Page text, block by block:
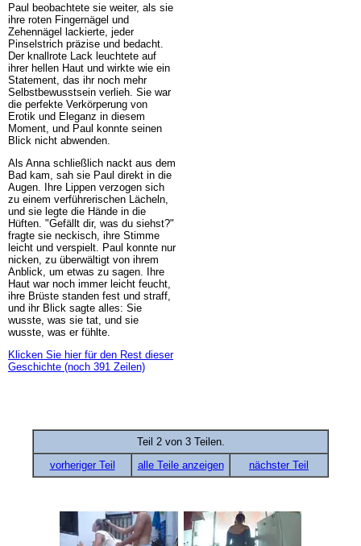
Paul beobachtete sie weiter, als sie
ihre roten Fingernägel und
Zehennägel lackierte, jeder
Pinselstrich präzise und bedacht.
Der knallrote Lack leuchtete auf
ihrer hellen Haut und wirkte wie ein
Statement, das ihr noch mehr
Selbstbewusstsein verlieh. Sie war
die perfekte Verkörperung von
Erotik und Eleganz in diesem
Moment, und Paul konnte seinen
Blick nicht abwenden.
Als Anna schließlich nackt aus dem
Bad kam, sah sie Paul direkt in die
Augen. Ihre Lippen verzogen sich
zu einem verführerischen Lächeln,
und sie legte die Hände in die
Hüften. "Gefällt dir, was du siehst?"
fragte sie neckisch, ihre Stimme
leicht und verspielt. Paul konnte nur
nicken, zu überwältigt von ihrem
Anblick, um etwas zu sagen. Ihre
Haut war noch immer leicht feucht,
ihre Brüste standen fest und straff,
und ihr Blick sagte alles: Sie
wusste, was sie tat, und sie
wusste, was er fühlte.
Klicken Sie hier für den Rest dieser
Geschichte (noch 391 Zeilen)
Teil 2 von 3 Teilen.
vorheriger Teil
alle Teile anzeigen nächster Teil